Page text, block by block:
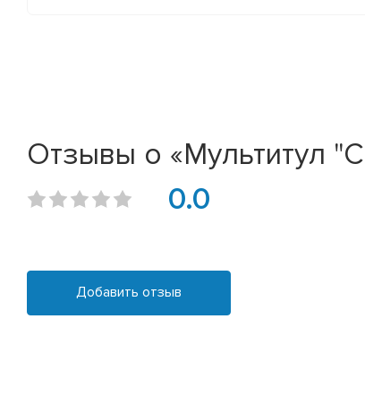
Отзывы о «Мультитул
0.0
Добавить отзыв